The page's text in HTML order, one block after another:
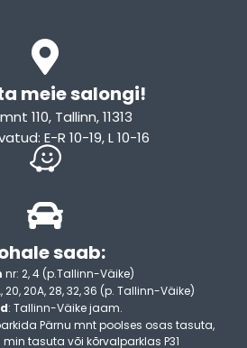
meie salongi!
110, Tallinn, 11313
E-R 10-19, L 10-16
saab:
nr: 2, 4 (p.Tallinn-Väike)
20, 20A, 28, 32, 36 (p. Tallinn-Väike)
: Tallinn-Väike jaam.
Pärnu mnt poolses osas tasuta,
min tasuta või kõrvalparklas P31